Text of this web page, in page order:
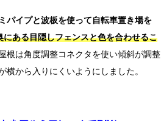
パイプと波板を使って自転車置き場を
にある目隠しフェンスと色を合わせるこ
根は角度調整コネクタを使い傾斜が調整
から入りにくいようにしました。